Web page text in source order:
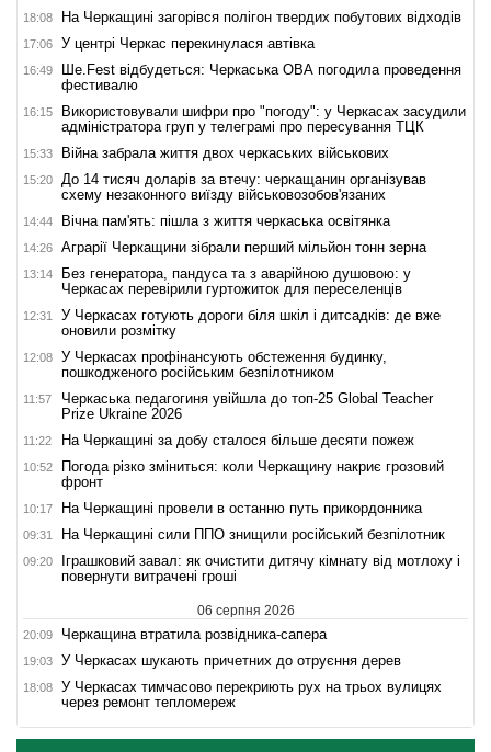
18:08 На Черкащині загорівся полігон твердих побутових відходів
17:06 У центрі Черкас перекинулася автівка
16:49
Ше.Fest відбудеться: Черкаська ОВА погодила проведення
фестивалю
16:15
Використовували шифри про "погоду": у Черкасах засудили
адміністратора груп у телеграмі про пересування ТЦК
15:33 Війна забрала життя двох черкаських військових
15:20
До 14 тисяч доларів за втечу: черкащанин організував
схему незаконного виїзду військовозобов'язаних
14:44 Вічна пам'ять: пішла з життя черкаська освітянка
14:26 Аграрії Черкащини зібрали перший мільйон тонн зерна
13:14
Без генератора, пандуса та з аварійною душовою: у
Черкасах перевірили гуртожиток для переселенців
12:31
У Черкасах готують дороги біля шкіл і дитсадків: де вже
оновили розмітку
12:08
У Черкасах профінансують обстеження будинку,
пошкодженого російським безпілотником
11:57
Черкаська педагогиня увійшла до топ-25 Global Teacher
Prize Ukraine 2026
11:22 На Черкащині за добу сталося більше десяти пожеж
10:52
Погода різко зміниться: коли Черкащину накриє грозовий
фронт
10:17 На Черкащині провели в останню путь прикордонника
09:31 На Черкащині сили ППО знищили російський безпілотник
09:20
Іграшковий завал: як очистити дитячу кімнату від мотлоху і
повернути витрачені гроші
06 серпня 2026
20:09 Черкащина втратила розвідника-сапера
19:03 У Черкасах шукають причетних до отруєння дерев
18:08
У Черкасах тимчасово перекриють рух на трьох вулицях
через ремонт тепломереж